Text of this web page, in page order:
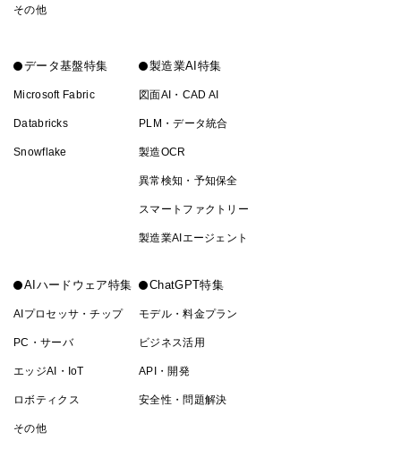
その他
データ基盤特集
Microsoft Fabric
Databricks
Snowflake
製造業AI特集
図面AI・CAD AI
PLM・データ統合
製造OCR
異常検知・予知保全
スマートファクトリー
製造業AIエージェント
AIハードウェア特集
AIプロセッサ・チップ
PC・サーバ
エッジAI・IoT
ロボティクス
その他
ChatGPT特集
モデル・料金プラン
ビジネス活用
API・開発
安全性・問題解決